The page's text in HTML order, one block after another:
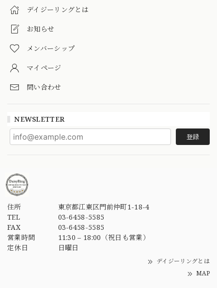
デイジーリングとは
お知らせ
メンバーシップ
マイページ
問い合わせ
NEWSLETTER
登録
住所
東京都江東区門前仲町1-18-4
TEL
03-6458-5585
FAX
03-6458-5585
営業時間
11:30 – 18:00（祝日も営業）
定休日
日曜日
デイジーリングとは
MAP